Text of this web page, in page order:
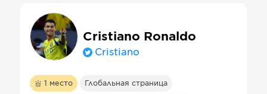
Cristiano Ronaldo
Cristiano
1 место Глобальная страница